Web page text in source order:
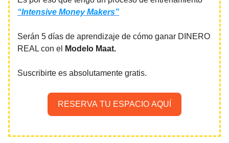
“Intensive Money Makers”
Serán 5 días de aprendizaje de cómo ganar DINERO
REAL con el
Modelo Maat.
Suscribirte es absolutamente gratis.
RESERVA TU ESPACIO AQUÍ